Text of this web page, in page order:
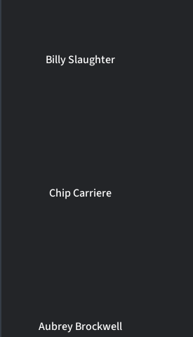
Billy Slaughter
Chip Carriere
Aubrey Brockwell